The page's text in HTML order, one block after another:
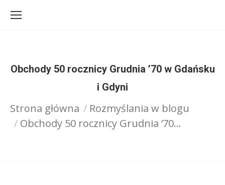
Obchody 50 rocznicy Grudnia ’70 w Gdańsku
i Gdyni
Jesteś tutaj:
Strona główna
Rozmyślania w blogu
Obchody 50 rocznicy Grudnia ’70…